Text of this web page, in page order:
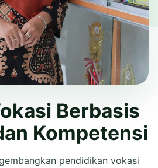
Berbasis
Kompetensi
pendidikan vokasi